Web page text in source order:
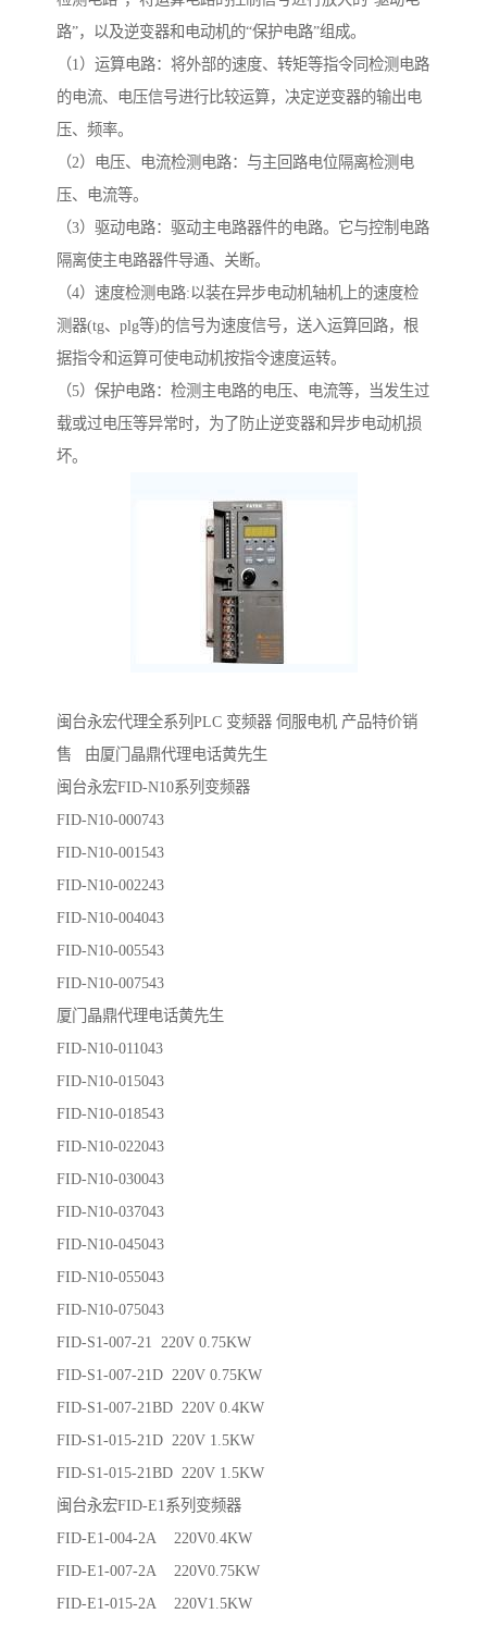
路”，以及逆变器和电动机的“保护电路”组成。
（1）运算电路：将外部的速度、转矩等指令同检测电路
的电流、电压信号进行比较运算，决定逆变器的输出电
压、频率。
（2）电压、电流检测电路：与主回路电位隔离检测电
压、电流等。
（3）驱动电路：驱动主电路器件的电路。它与控制电路
隔离使主电路器件导通、关断。
（4）速度检测电路:以装在异步电动机轴机上的速度检
测器(tg、plg等)的信号为速度信号，送入运算回路，根
据指令和运算可使电动机按指令速度运转。
（5）保护电路：检测主电路的电压、电流等，当发生过
载或过电压等异常时，为了防止逆变器和异步电动机损
坏。
闽台永宏代理全系列PLC 变频器 伺服电机 产品特价销
售 由厦门晶鼎代理电话黄先生
闽台永宏FID-N10系列变频器
FID-N10-000743
FID-N10-001543
FID-N10-002243
FID-N10-004043
FID-N10-005543
FID-N10-007543
厦门晶鼎代理电话黄先生
FID-N10-011043
FID-N10-015043
FID-N10-018543
FID-N10-022043
FID-N10-030043
FID-N10-037043
FID-N10-045043
FID-N10-055043
FID-N10-075043
FID-S1-007-21 220V 0.75KW
FID-S1-007-21D 220V 0.75KW
FID-S1-007-21BD 220V 0.4KW
FID-S1-015-21D 220V 1.5KW
FID-S1-015-21BD 220V 1.5KW
闽台永宏FID-E1系列变频器
FID-E1-004-2A 220V0.4KW
FID-E1-007-2A 220V0.75KW
FID-E1-015-2A 220V1.5KW